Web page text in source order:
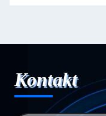
Kontakt